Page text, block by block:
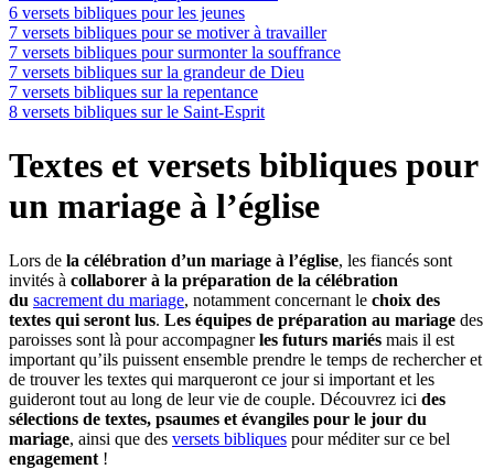
6 versets bibliques pour les jeunes
7 versets bibliques pour se motiver à travailler
7 versets bibliques pour surmonter la souffrance
7 versets bibliques sur la grandeur de Dieu
7 versets bibliques sur la repentance
8 versets bibliques sur le Saint-Esprit
Textes et versets bibliques pour
un mariage à l’église
Lors de la célébration d’un mariage à l’église, les fiancés sont
invités à collaborer à la préparation de la célébration
du sacrement du mariage, notamment concernant le choix des
textes qui seront lus. Les équipes de préparation au mariage des
paroisses sont là pour accompagnerles futurs mariés mais il est
important qu’ils puissent ensemble prendre le temps de rechercher et
de trouver les textes qui marqueront ce jour si important et les
guideront tout au long de leur vie de couple. Découvrez ici des
sélections de textes, psaumes et évangiles pour le jour du
mariage, ainsi que des versets bibliques pour méditer sur ce bel
engagement !